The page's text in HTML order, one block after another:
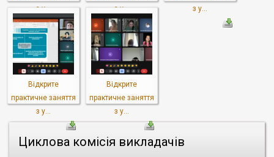
Циклова комісія викладачів
з у...
з у...
з у...
Відкрите
практичне заняття
з у...
Відкрите
практичне заняття
з у...